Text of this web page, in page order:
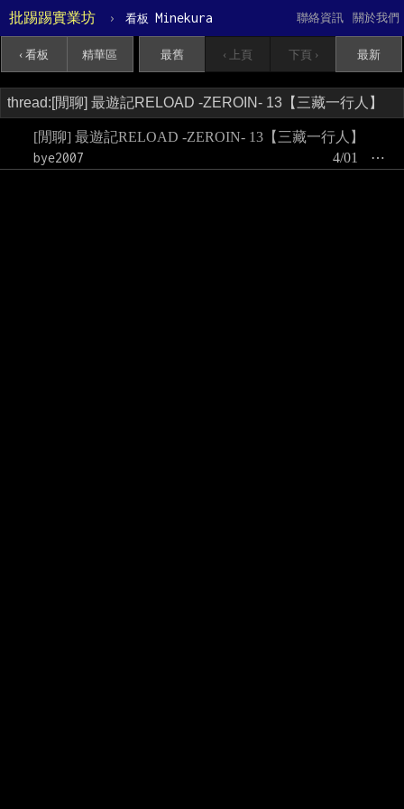
批踢踢實業坊 › 看板 Minekura 關於我們
聯絡資訊
‹ 看板 精華區 最舊 ‹ 上頁 下頁 › 最新
[閒聊] 最遊記RELOAD -ZEROIN- 13【三藏一行人】
bye2007
⋯
4/01